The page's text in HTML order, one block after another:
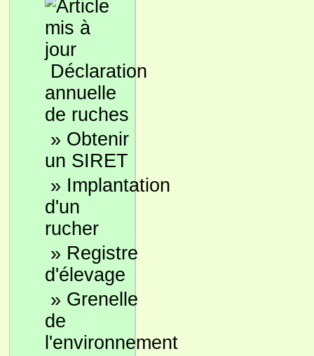
Déclaration
annuelle
de ruches
» Obtenir
un SIRET
» Implantation
d'un
rucher
» Registre
d'élevage
» Grenelle
de
l'environnement